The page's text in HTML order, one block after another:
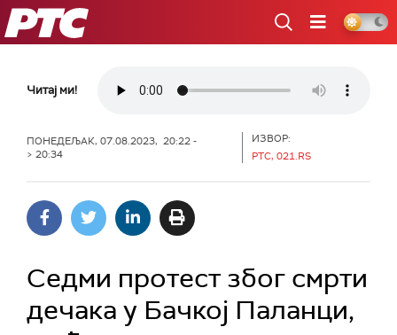
РТС
Читај ми!
ПОНЕДЕЉАК, 07.08.2023, 20:22 -
> 20:34
ИЗВОР:
РТС, 021.RS
Седми протест због смрти
дечака у Бачкој Паланци,